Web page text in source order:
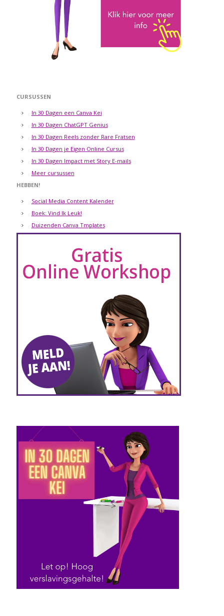
CURSUSSEN
In 30 Dagen een Canva Kei
In 30 Dagen ChatGPT Genius
In 30 Dagen Reels zonder Rare Fratsen
In 30 Dagen je Eigen Online Cursus
In 30 Dagen Impact met Story E-mails
Meer cursussen
HEBBEN!
Social Media Content Kalender
Boek: Vind Ik Leuk!
Duizenden Canva Tmplates